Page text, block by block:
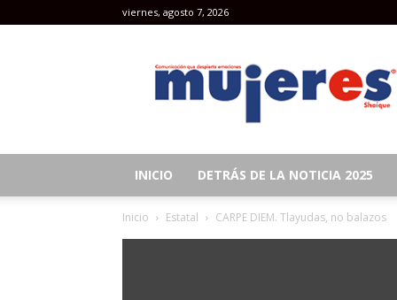
viernes, agosto 7, 2026
Mujeres
INICIO DETRÁS DE LA NOTICIA 2025
Inicio Estatal CARPE DIEM. Tlayudas, no balazos